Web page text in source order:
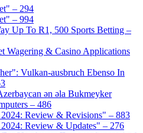
– 294
– 994
Up To R1, 500 Sports Betting –
Wagering & Casino Applications
Vulkan-ausbruch Ebenso In
ən əla Bukmeyker
– 486
Review & Revisions" – 883
Review & Updates" – 276